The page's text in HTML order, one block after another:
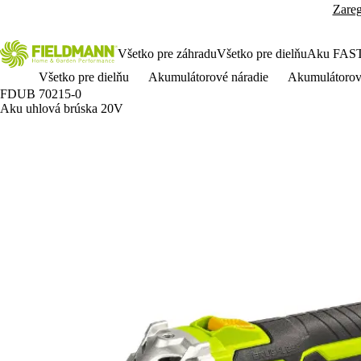
Všetko pre záhraduVšetko pre dielňuAku
Všetko pre dielňu
Akumulátorové náradie
FDUB 70215-0
Aku uhlová brúska 20V